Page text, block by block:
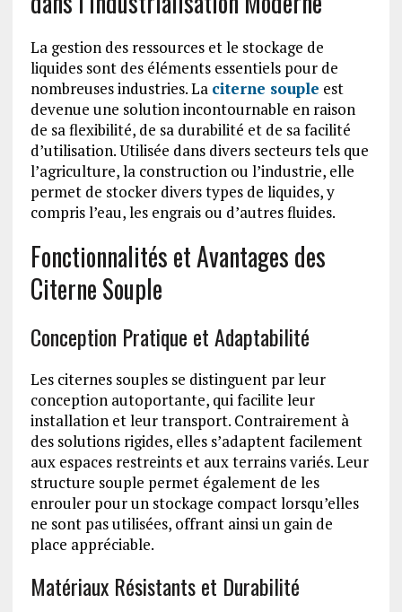
La gestion des ressources et le stockage de
liquides sont des éléments essentiels pour de
nombreuses industries. La citerne souple est
devenue une solution incontournable en raison
de sa flexibilité, de sa durabilité et de sa facilité
d’utilisation. Utilisée dans divers secteurs tels que
l’agriculture, la construction ou l’industrie, elle
permet de stocker divers types de liquides, y
compris l’eau, les engrais ou d’autres fluides.
Fonctionnalités et Avantages des
Citerne Souple
Conception Pratique et Adaptabilité
Les citernes souples se distinguent par leur
conception autoportante, qui facilite leur
installation et leur transport. Contrairement à
des solutions rigides, elles s’adaptent facilement
aux espaces restreints et aux terrains variés. Leur
structure souple permet également de les
enrouler pour un stockage compact lorsqu’elles
ne sont pas utilisées, offrant ainsi un gain de
place appréciable.
Matériaux Résistants et Durabilité